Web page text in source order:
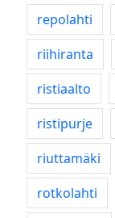
repolahti
riihiranta
ristiaalto
ristipurje
riuttamäki
rotkolahti